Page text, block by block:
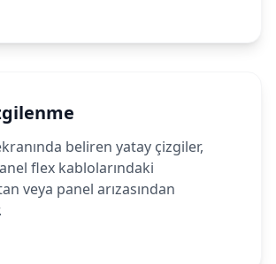
beliren yatay çizgiler,
flex kablolarındaki
veya panel arızasından